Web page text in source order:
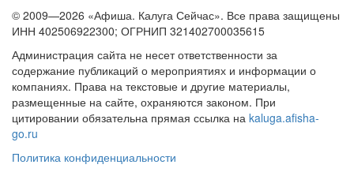
© 2009—2026 «Афиша. Калуга Сейчас». Все права защищены
ИНН 402506922300; ОГРНИП 321402700035615
Администрация сайта не несет ответственности за
содержание публикаций о мероприятиях и информации о
компаниях. Права на текстовые и другие материалы,
размещенные на сайте, охраняются законом. При
цитировании обязательна прямая ссылка на kaluga.afisha-
go.ru
Политика конфиденциальности